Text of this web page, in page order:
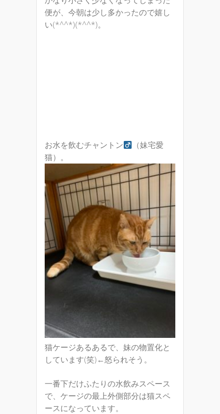
便が、今朝は少し多かったので嬉し
い(*^^*)(*^^*)。
お水を飲むチャントン
（妹宅愛
猫）。
猫ケージあるあるで、妹の物置化と
しています(笑)←怒られそう。
一番下だけふたりの水飲みスペース
で、ケージの最上外側部分は猫スペ
ースになっています。